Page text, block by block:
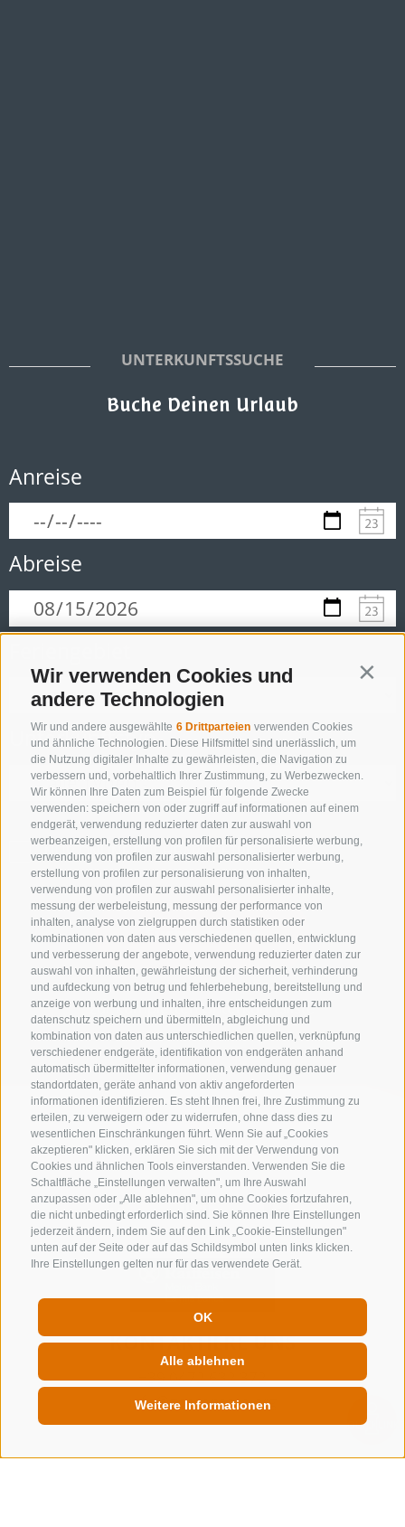
Wir verwenden Cookies und
andere Technologien
Wir und andere ausgewählte 6 Drittparteien verwenden Cookies
und ähnliche Technologien. Diese Hilfsmittel sind unerlässlich, um
die Nutzung digitaler Inhalte zu gewährleisten, die Navigation zu
verbessern und, vorbehaltlich Ihrer Zustimmung, zu Werbezwecken.
Wir können Ihre Daten zum Beispiel für folgende Zwecke
verwenden: speichern von oder zugriff auf informationen auf einem
endgerät, verwendung reduzierter daten zur auswahl von
werbeanzeigen, erstellung von profilen für personalisierte werbung,
verwendung von profilen zur auswahl personalisierter werbung,
erstellung von profilen zur personalisierung von inhalten,
verwendung von profilen zur auswahl personalisierter inhalte,
messung der werbeleistung, messung der performance von
inhalten, analyse von zielgruppen durch statistiken oder
kombinationen von daten aus verschiedenen quellen, entwicklung
und verbesserung der angebote, verwendung reduzierter daten zur
auswahl von inhalten, gewährleistung der sicherheit, verhinderung
und aufdeckung von betrug und fehlerbehebung, bereitstellung und
anzeige von werbung und inhalten, ihre entscheidungen zum
datenschutz speichern und übermitteln, abgleichung und
kombination von daten aus unterschiedlichen quellen, verknüpfung
verschiedener endgeräte, identifikation von endgeräten anhand
automatisch übermittelter informationen, verwendung genauer
standortdaten, geräte anhand von aktiv angeforderten
informationen identifizieren. Es steht Ihnen frei, Ihre Zustimmung zu
erteilen, zu verweigern oder zu widerrufen, ohne dass dies zu
wesentlichen Einschränkungen führt. Wenn Sie auf „Cookies
akzeptieren" klicken, erklären Sie sich mit der Verwendung von
Cookies und ähnlichen Tools einverstanden. Verwenden Sie die
Schaltfläche „Einstellungen verwalten", um Ihre Auswahl
anzupassen oder „Alle ablehnen", um ohne Cookies fortzufahren,
die nicht unbedingt erforderlich sind. Sie können Ihre Einstellungen
jederzeit ändern, indem Sie auf den Link „Cookie-Einstellungen"
unten auf der Seite oder auf das Schildsymbol unten links klicken.
Ihre Einstellungen gelten nur für das verwendete Gerät.
OK
Alle ablehnen
Weitere Informationen
UNTERKUNFTSSUCHE
Buche Deinen Urlaub
Anreise
Abreise
Unterkunftstyp
NUR ONLINE BUCHBARE BETRIEBE
Suche starten
zur kompletten Unterkunftsliste
KONTAKTIERE UNS
+39 0472 632 372
info@gossensass.org
QUICKLINKS